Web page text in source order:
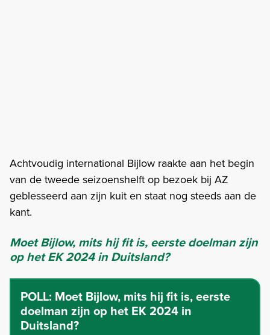
Achtvoudig international Bijlow raakte aan het begin
van de tweede seizoenshelft op bezoek bij AZ
geblesseerd aan zijn kuit en staat nog steeds aan de
kant.
Moet Bijlow, mits hij fit is, eerste doelman zijn
op het EK 2024 in Duitsland?
POLL: Moet Bijlow, mits hij fit is, eerste
doelman zijn op het EK 2024 in
Duitsland?